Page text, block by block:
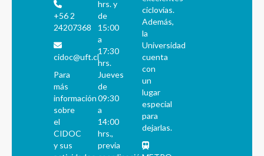
+56 2
24207368
cidoc@uft.cl
Para
más
información
sobre
el
CIDOC
y sus
hrs. y
de
15:00
a
17:30
hrs.
Jueves
de
09:30
a
14:00
hrs.,
previa
ciclovías.
Además,
la
Universidad
cuenta
con
un
lugar
especial
para
dejarlas.